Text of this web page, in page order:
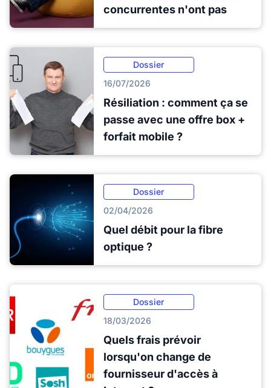
concurrentes n'ont pas
Dossier
16/07/2026
Résiliation : comment ça se
passe avec une offre box +
forfait mobile ?
Dossier
02/04/2026
Quel débit pour la fibre
optique ?
Dossier
18/03/2026
Quels frais prévoir
lorsqu'on change de
fournisseur d'accès à